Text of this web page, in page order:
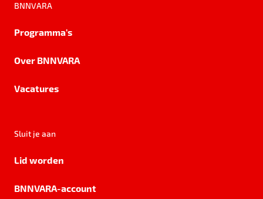
BNNVARA
Programma's
Over BNNVARA
Vacatures
Sluit je aan
Lid worden
BNNVARA-account